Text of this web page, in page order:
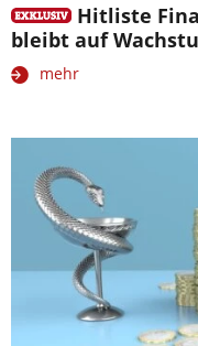
Hitliste
bleibt auf
mehr